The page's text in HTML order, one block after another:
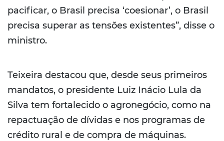
pacificar, o Brasil precisa ‘coesionar’, o Brasil
precisa superar as tensões existentes”, disse o
ministro.
Teixeira destacou que, desde seus primeiros
mandatos, o presidente Luiz Inácio Lula da
Silva tem fortalecido o agronegócio, como na
repactuação de dívidas e nos programas de
crédito rural e de compra de máquinas.